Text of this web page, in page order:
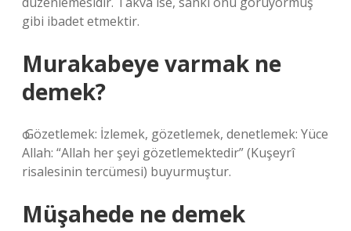
gibi ibadet etmektir.
Murakabeye varmak ne
demek?
ѻ Gözetlemek: İzlemek, gözetlemek, denetlemek: Yüce
Allah: “Allah her şeyi gözetlemektedir” (Kuşeyrî
risalesinin tercümesi) buyurmuştur.
Müşahede ne demek